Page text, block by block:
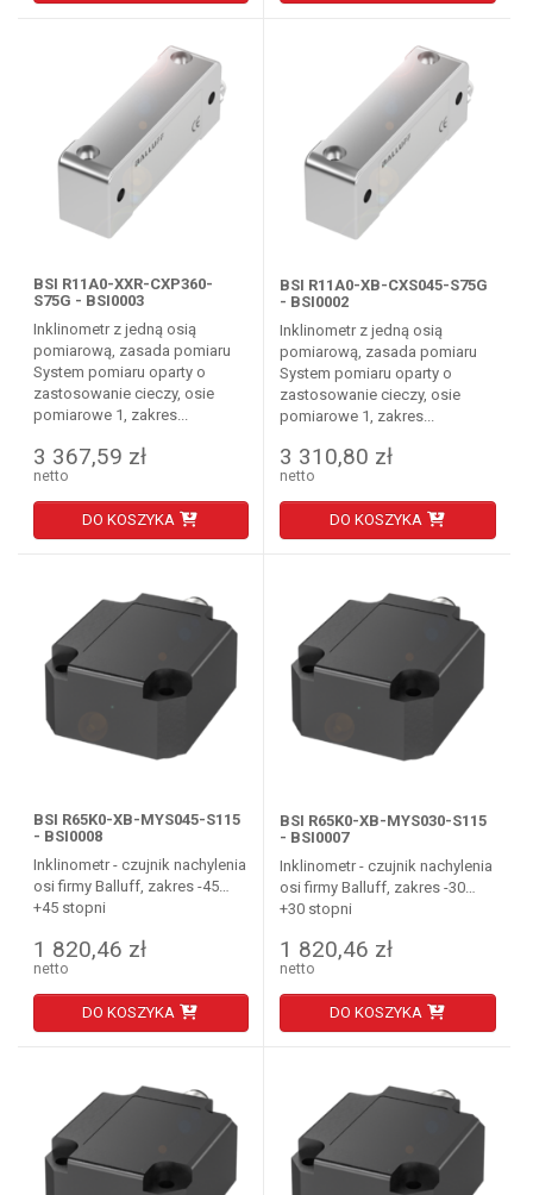
BSI R11A0-XXR-CXP360-
S75G - BSI0003
Inklinometr z jedną osią
pomiarową, zasada pomiaru
System pomiaru oparty o
zastosowanie cieczy, osie
pomiarowe 1, zakres...
3 367,59 zł
netto
DO KOSZYKA
BSI R11A0-XB-CXS045-S75G
- BSI0002
Inklinometr z jedną osią
pomiarową, zasada pomiaru
System pomiaru oparty o
zastosowanie cieczy, osie
pomiarowe 1, zakres...
3 310,80 zł
netto
DO KOSZYKA
BSI R65K0-XB-MYS045-S115
- BSI0008
Inklinometr - czujnik nachylenia
osi firmy Balluff, zakres -45…
+45 stopni
1 820,46 zł
netto
DO KOSZYKA
BSI R65K0-XB-MYS030-S115
- BSI0007
Inklinometr - czujnik nachylenia
osi firmy Balluff, zakres -30…
+30 stopni
1 820,46 zł
netto
DO KOSZYKA